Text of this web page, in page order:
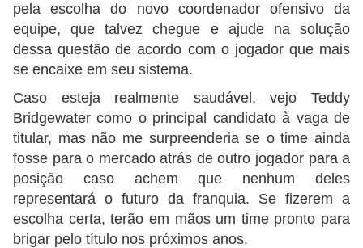
pela escolha do novo coordenador ofensivo da
equipe, que talvez chegue e ajude na solução
dessa questão de acordo com o jogador que mais
se encaixe em seu sistema.
Caso esteja realmente saudável, vejo Teddy
Bridgewater como o principal candidato à vaga de
titular, mas não me surpreenderia se o time ainda
fosse para o mercado atrás de outro jogador para a
posição caso achem que nenhum deles
representará o futuro da franquia. Se fizerem a
escolha certa, terão em mãos um time pronto para
brigar pelo título nos próximos anos.